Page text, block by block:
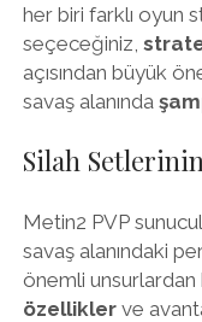
her biri farklı oyun
seçeceğiniz,
açısından büyük
savaş alanında
Silah
Metin2 PVP
savaş alanındaki
önemli
özelliklerve